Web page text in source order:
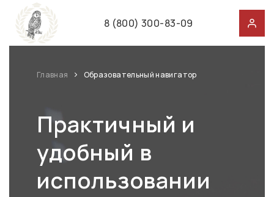
8 (800) 300-83-09
Главная Образовательный навигатор
Практичный и
удобный в
использовании